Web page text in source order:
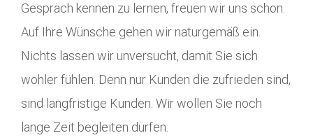
Gespräch kennen zu lernen, freuen wir uns schon.
Auf Ihre Wünsche gehen wir naturgemäß ein.
Nichts lassen wir unversucht, damit Sie sich
wohler fühlen. Denn nur Kunden die zufrieden sind,
sind langfristige Kunden. Wir wollen Sie noch
lange Zeit begleiten dürfen.